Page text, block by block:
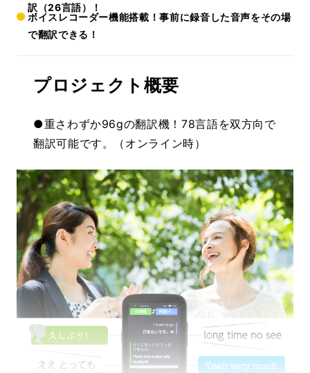
訳（26言語）！
ボイスレコーダー機能搭載！事前に録音した音声をその場
で翻訳できる！
プロジェクト概要
●重さわずか96gの翻訳機！78言語を双方向で
翻訳可能です。（オンライン時）